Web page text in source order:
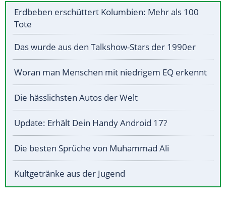
Erdbeben erschüttert Kolumbien: Mehr als 100
Tote
Das wurde aus den Talkshow-Stars der 1990er
Woran man Menschen mit niedrigem EQ erkennt
Die hässlichsten Autos der Welt
Update: Erhält Dein Handy Android 17?
Die besten Sprüche von Muhammad Ali
Kultgetränke aus der Jugend